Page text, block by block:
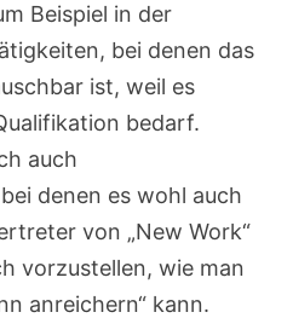
Beispiel in der
bei denen das
ist, weil es
bedarf.
auch
denen es wohl auch
von „New Work“
vorzustellen, wie man
anreichern“ kann.